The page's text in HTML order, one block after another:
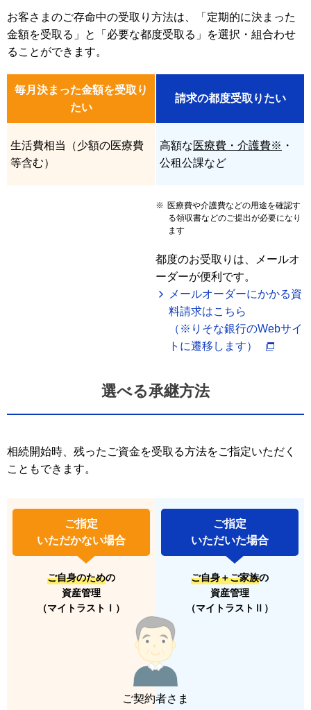
お客さまのご存命中の受取り方法は、「定期的に決まった
金額を受取る」と「必要な都度受取る」を選択・組合わせ
ることができます。
毎月決まった金額を受取り
たい
請求の都度受取りたい
生活費相当（少額の医療費
等含む）
高額な医療費・介護費※ ・
公租公課など
※ 医療費や介護費などの用途を確認す
る領収書などのご提出が必要になり
ます
都度のお受取りは、メールオ
ーダーが便利です。
メールオーダーにかかる資
料請求はこちら
（※りそな銀行のWebサイ
トに遷移します）
選べる承継方法
相続開始時、残ったご資金を受取る方法をご指定いただく
こともできます。
ご契約者さま
ご指定
いただかない場合
ご自身のための
資産管理
（マイトラストⅠ）
ご指定
いただいた場合
ご自身＋ご家族の
資産管理
（マイトラストⅡ）